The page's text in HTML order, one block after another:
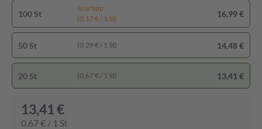
100 St
Spartipp
(0,17 € / 1 St)
16,99 €
50 St (0,29 € / 1 St) 14,48 €
20 St (0,67 € / 1 St) 13,41 €
13,41 €
0,67 € / 1 St